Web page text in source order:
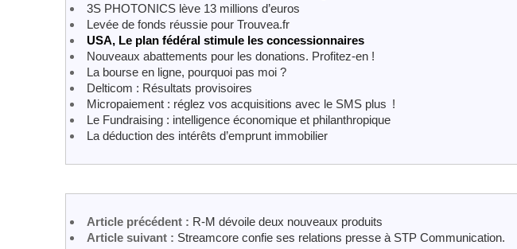
3S PHOTONICS lève 13 millions d’euros
Levée de fonds réussie pour Trouvea.fr
USA, Le plan fédéral stimule les concessionnaires
Nouveaux abattements pour les donations. Profitez-en !
La bourse en ligne, pourquoi pas moi ?
Delticom : Résultats provisoires
Micropaiement : réglez vos acquisitions avec le SMS plus !
Le Fundraising : intelligence économique et philanthropique
La déduction des intérêts d’emprunt immobilier
Article précédent : R-M dévoile deux nouveaux produits
Article suivant : Streamcore confie ses relations presse à STP Communication.